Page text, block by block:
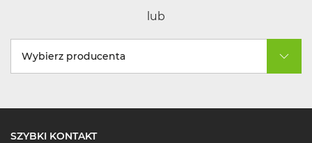
lub
Wybierz producenta
SZYBKI KONTAKT